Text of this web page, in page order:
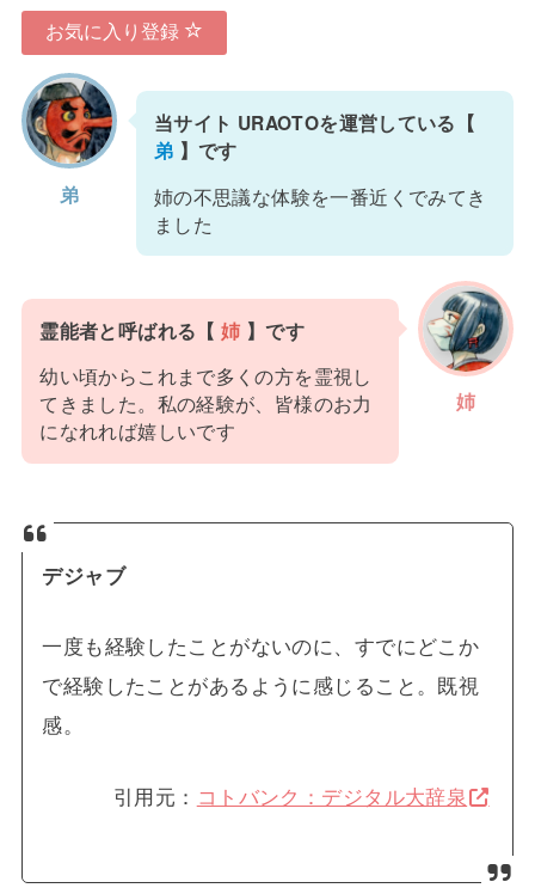
お気に入り登録
弟
当サイト URAOTOを運営している【
弟 】です
姉の不思議な体験を一番近くでみてき
ました
姉
霊能者と呼ばれる【姉 】です
幼い頃からこれまで多くの方を霊視し
てきました。私の経験が、皆様のお力
になれれば嬉しいです
デジャブ
一度も経験したことがないのに、すでにどこか
で経験したことがあるように感じること。既視
感。
引用元： コトバンク：デジタル大辞泉